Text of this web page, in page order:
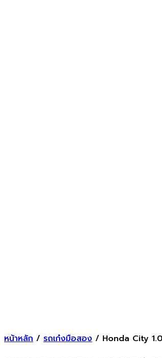
หน้าหลัก / รถเก๋งมือสอง / Honda City